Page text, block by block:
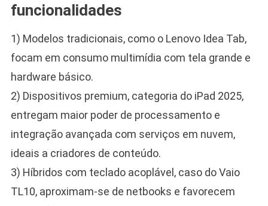
funcionalidades
1) Modelos tradicionais, como o Lenovo Idea Tab,
focam em consumo multimídia com tela grande e
hardware básico.
2) Dispositivos premium, categoria do iPad 2025,
entregam maior poder de processamento e
integração avançada com serviços em nuvem,
ideais a criadores de conteúdo.
3) Híbridos com teclado acoplável, caso do Vaio
TL10, aproximam-se de netbooks e favorecem